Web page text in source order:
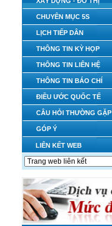
CHUYÊN MỤC 5S
LỊCH TIẾP DÂN
THÔNG TIN KỲ HỌP
THÔNG TIN LIÊN HỆ
THÔNG TIN BÁO CHÍ
ĐIỀU ƯỚC QUỐC TẾ
CÂU HỎI THƯỜNG GẶP
GÓP Ý
LIÊN KẾT WEB